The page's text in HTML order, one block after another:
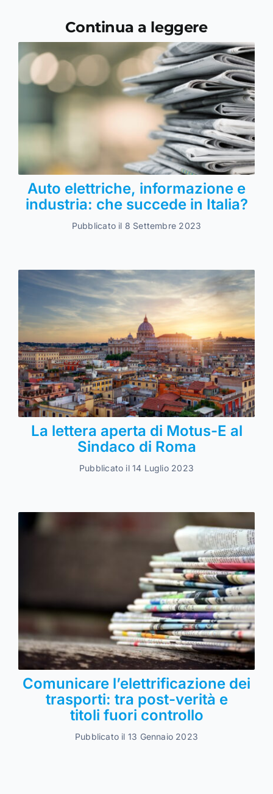
Continua a leggere
Auto elettriche, informazione e
industria: che succede in Italia?
Pubblicato il 8 Settembre 2023
La lettera aperta di Motus-E al
Sindaco di Roma
Pubblicato il 14 Luglio 2023
Comunicare l’elettrificazione dei
trasporti: tra post-verità e
titoli fuori controllo
Pubblicato il 13 Gennaio 2023